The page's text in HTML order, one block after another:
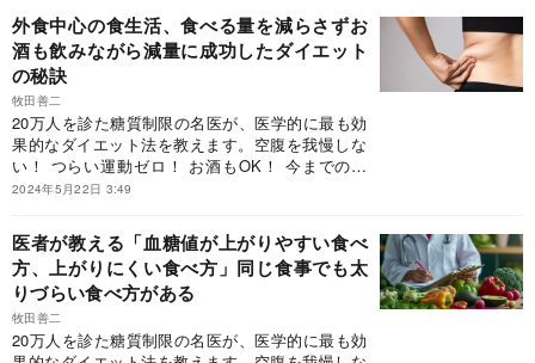
しないほうがいいナッツも店頭にはある。またピ
ーナッツをナッツと勘違いしている人や、市販の
アーモンドミルクを健康のために飲んでいる人も
いるが、これにも落とし穴があるので注意が必要
だ。今回は『医者が教える食事術2 実践バイブ
ル』より、おススメ食材であるナッツの公開的な
食べ方と、落とし穴を紹介する。
外食中心の食生活、食べる量を減らさずお
酒も飲みながら減量に成功したダイエット
の秘訣
牧田善二
20万人を診た糖質制限の名医が、医学的に最も効
果的なダイエット法を教えます。空腹を我慢しな
い！ つらい運動ゼロ！ お酒もOK！ 今までのダ
イエットの思い込みを覆す、しっかり食べて健康
2024年5月22日 3:49
医者が教える「血糖値が上がりやすい食べ
方、上がりにくい食べ方」同じ食事でも太
りづらい食べ方がある
牧田善二
20万人を診た糖質制限の名医が、医学的に最も効